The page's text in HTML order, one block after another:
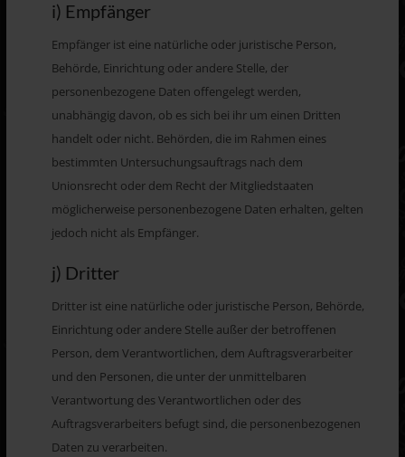
i) Empfänger
Empfänger ist eine natürliche oder juristische Person,
Behörde, Einrichtung oder andere Stelle, der
personenbezogene Daten offengelegt werden,
unabhängig davon, ob es sich bei ihr um einen Dritten
handelt oder nicht. Behörden, die im Rahmen eines
bestimmten Untersuchungsauftrags nach dem
Unionsrecht oder dem Recht der Mitgliedstaaten
möglicherweise personenbezogene Daten erhalten, gelten
jedoch nicht als Empfänger.
j) Dritter
Dritter ist eine natürliche oder juristische Person, Behörde,
Einrichtung oder andere Stelle außer der betroffenen
Person, dem Verantwortlichen, dem Auftragsverarbeiter
und den Personen, die unter der unmittelbaren
Verantwortung des Verantwortlichen oder des
Auftragsverarbeiters befugt sind, die personenbezogenen
Daten zu verarbeiten.